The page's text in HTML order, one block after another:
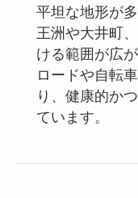
平坦な地形が
王洲や大井町
ける範囲が広
ロードや自転
り、健康的か
ています。